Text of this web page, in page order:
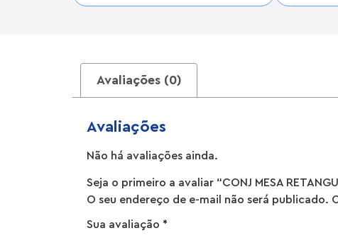
Avaliações (0)
Avaliações
Não há avaliações ainda.
Seja o primeiro a avaliar “CONJ MESA
O seu endereço de e-mail não será publicado.
Sua avaliação *